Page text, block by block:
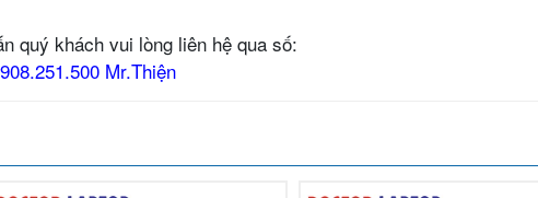
quý khách vui lòng liên hệ qua số:
Mr.Thiện